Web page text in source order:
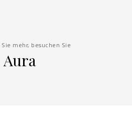
mehr, besuchen Sie
Aura